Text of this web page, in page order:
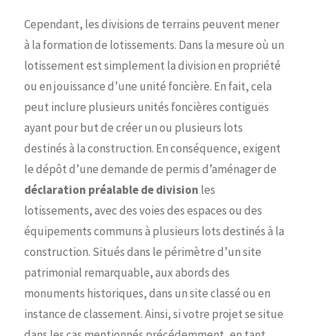
Cependant, les divisions de terrains peuvent mener
à la formation de lotissements. Dans la mesure où un
lotissement est simplement la division en propriété
ou en jouissance d’une unité foncière. En fait, cela
peut inclure plusieurs unités foncières contiguës
ayant pour but de créer un ou plusieurs lots
destinés à la construction. En conséquence, exigent
le dépôt d’une demande de permis d’aménager de
déclaration préalable de division les
lotissements, avec des voies des espaces ou des
équipements communs à plusieurs lots destinés à la
construction. Situés dans le périmètre d’un site
patrimonial remarquable, aux abords des
monuments historiques, dans un site classé ou en
instance de classement. Ainsi, si votre projet se situe